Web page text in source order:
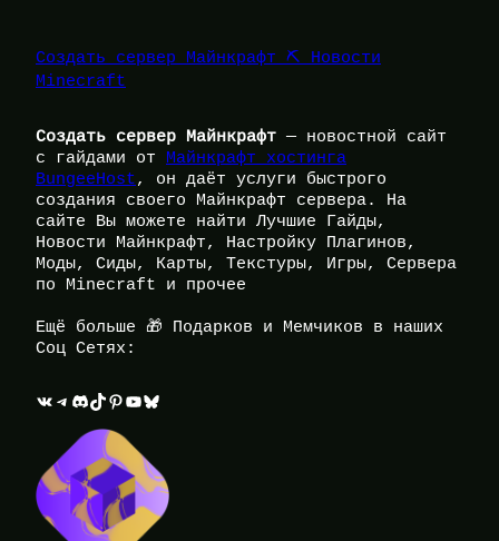
Создать сервер Майнкрафт ⛏️ Новости
Minecraft
Создать сервер Майнкрафт — новостной сайт
с гайдами от Майнкрафт хостинга
BungeeHost, он даёт услуги быстрого
создания своего Майнкрафт сервера. На
сайте Вы можете найти Лучшие Гайды,
Новости Майнкрафт, Настройку Плагинов,
Моды, Сиды, Карты, Текстуры, Игры, Сервера
по Minecraft и прочее
Ещё больше 🎁 Подарков и Мемчиков в наших
Соц Сетях:
ВКонтакте Telegram Discord TikTok Pinterest YouTube Bluesky